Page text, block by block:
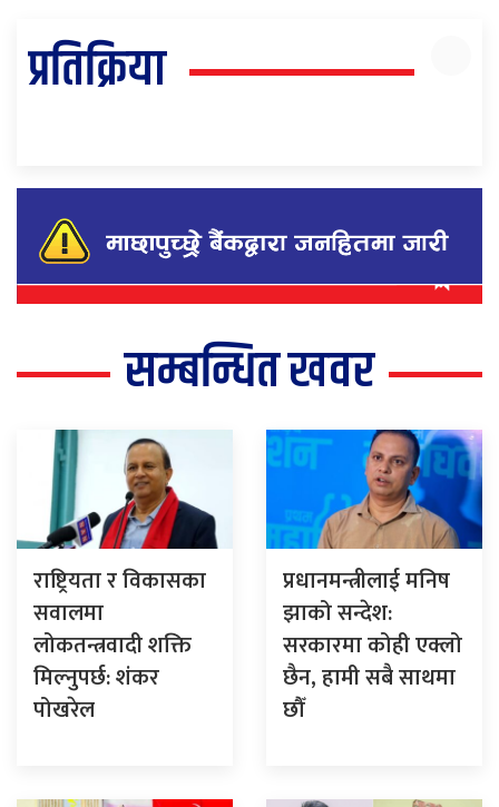
प्रतिक्रिया
सम्बन्धित खवर
राष्ट्रियता र विकासका
सवालमा
लोकतन्त्रवादी शक्ति
मिल्नुपर्छ: शंकर
पोखरेल
प्रधानमन्त्रीलाई मनिष
झाको सन्देश:
सरकारमा कोही एक्लो
छैन, हामी सबै साथमा
छौँ